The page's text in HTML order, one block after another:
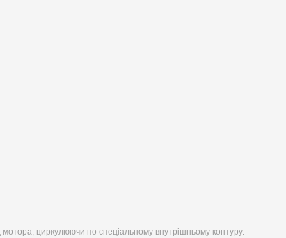
циркулюючи по спеціальному внутрішньому контуру.